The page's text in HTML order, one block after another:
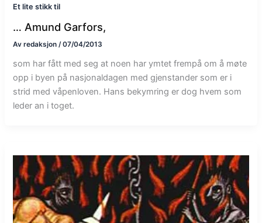
Et lite stikk til
… Amund Garfors,
Av redaksjon/07/04/2013
som har fått med seg at noen har ymtet frempå om å møte
opp i byen på nasjonaldagen med gjenstander som er i
strid med våpenloven. Hans bekymring er dog hvem som
leder an i toget.